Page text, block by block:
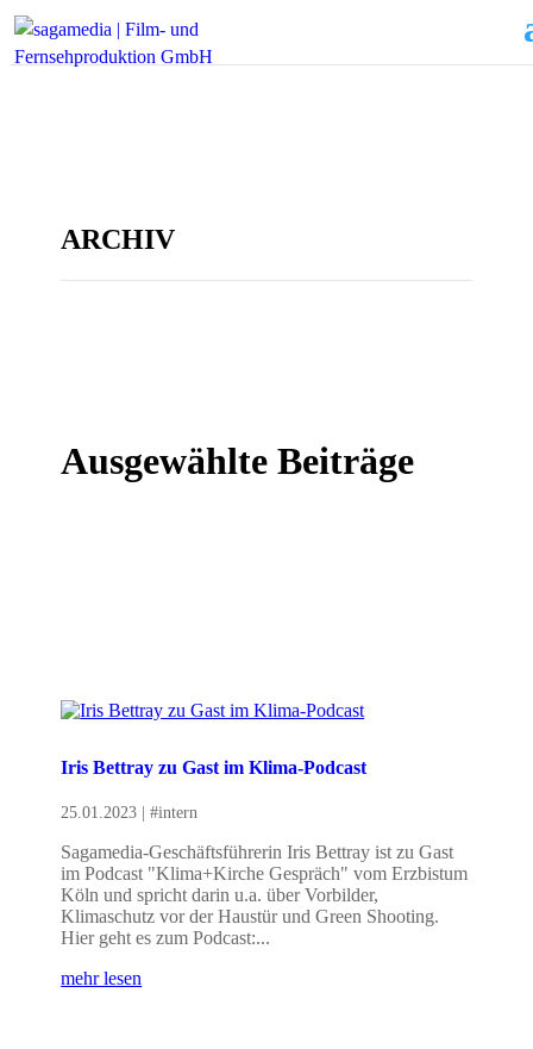
ARCHIV
Ausgewählte Beiträge
Iris Bettray zu Gast im Klima-Podcast
25.01.2023 |#intern
Sagamedia-Geschäftsführerin Iris Bettray ist zu Gast
im Podcast "Klima+Kirche Gespräch" vom Erzbistum
Köln und spricht darin u.a. über Vorbilder,
Klimaschutz vor der Haustür und Green Shooting.
Hier geht es zum Podcast:...
mehr lesen